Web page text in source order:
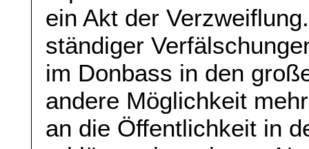
ein Akt der
ständiger
im Donbass in den
andere Möglichkeit
an die Öffentlichkeit in